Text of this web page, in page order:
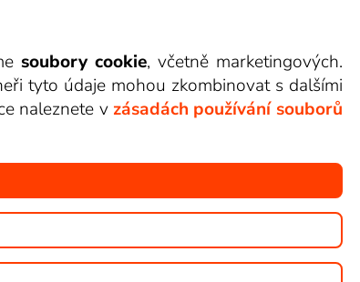
v Lepší.TV.
soubory cookie, včetně marketingových.
tyto údaje mohou zkombinovat s dalšími
naleznete v zásadách používání souborů